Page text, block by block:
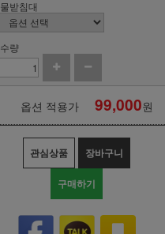
물받침대
수량
옵션 적용가 99,000원
관심상품 장바구니
구매하기